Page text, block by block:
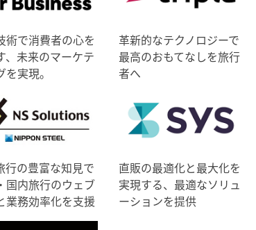
術で消費者の心を
、未来のマーケテ
を実現。
革新的なテクノロジーで
最高のおもてなしを旅行
者へ
行の豊富な知見で
国内旅行のウェブ
業務効率化を支援
直販の最適化と最大化を
実現する、最適なソリュ
ーションを提供